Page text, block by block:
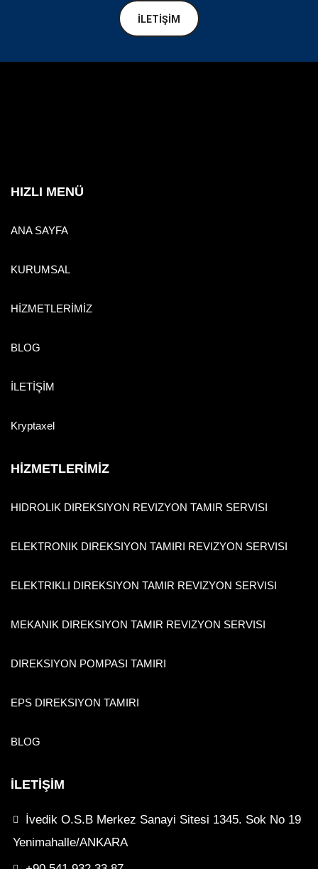
İLETİŞİM
HIZLI MENÜ
ANA SAYFA
KURUMSAL
HİZMETLERİMİZ
BLOG
İLETİŞİM
Kryptaxel
HİZMETLERİMİZ
HIDROLIK DIREKSIYON REVIZYON TAMIR SERVISI
ELEKTRONIK DIREKSIYON TAMIRI REVIZYON SERVISI
ELEKTRIKLI DIREKSIYON TAMIR REVIZYON SERVISI
MEKANIK DIREKSIYON TAMIR REVIZYON SERVISI
DIREKSIYON POMPASI TAMIRI
EPS DIREKSIYON TAMIRI
BLOG
İLETİŞİM
İvedik O.S.B Merkez Sanayi Sitesi 1345. Sok No 19
Yenimahalle/ANKARA